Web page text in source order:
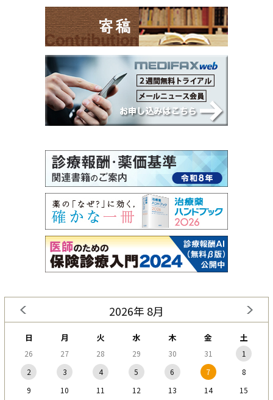
2026年 8月
日 月 火 水 木 金 土
26 27 28 29 30 31
1
2
3 4 5 6 7
8
9
10 11 12 13 14
15